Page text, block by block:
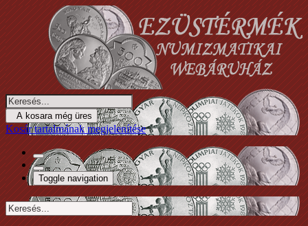
A kosara még üres
Kosár tartalmának megjelenítése
Toggle navigation